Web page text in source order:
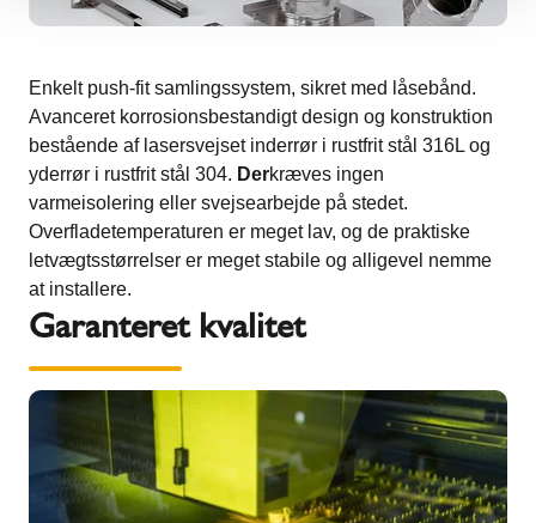
Enkelt push-fit samlingssystem, sikret med låsebånd.
Avanceret korrosionsbestandigt design og konstruktion
bestående af lasersvejset inderrør i rustfrit stål 316L og
yderrør i rustfrit stål 304. Derkræves ingen
varmeisolering eller svejsearbejde på stedet.
Overfladetemperaturen er meget lav, og de praktiske
letvægtsstørrelser er meget stabile og alligevel nemme
at installere.
Garanteret kvalitet